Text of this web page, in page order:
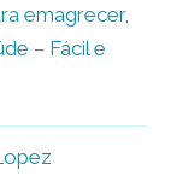
emagrecer,
– Fácil e